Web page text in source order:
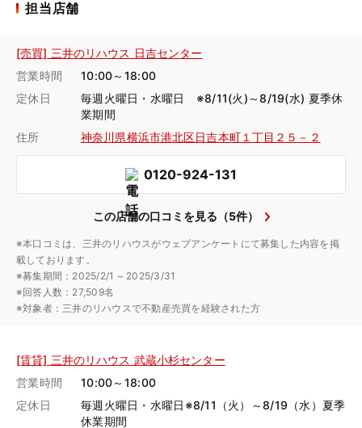
担当店舗
[売買] 三井のリハウス 日吉センター
営業時間
10:00～18:00
定休日
毎週火曜日・水曜日 ※8/11(火)～8/19(水) 夏季休
業期間
住所
神奈川県横浜市港北区日吉本町１丁目２５－２
0120-924-131
この店舗の口コミを見る（5件）
※本口コミは、三井のリハウスがウェブアンケートにて募集した内容を掲
載しております。
※募集期間：2025/2/1 ~ 2025/3/31
※回答人数：27,509名
※対象者：三井のリハウスで不動産売買を経験された方
[賃貸] 三井のリハウス 武蔵小杉センター
営業時間
10:00～18:00
定休日
毎週火曜日・水曜日※8/11（火）～8/19（水）夏季
休業期間